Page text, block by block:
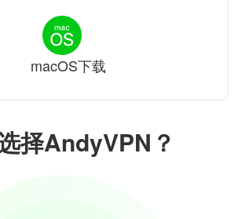
择AndyVPN？
macOS下载